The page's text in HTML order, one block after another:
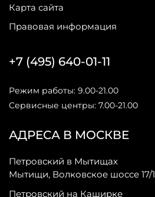
Карта сайта
Правовая информация
АДРЕСА В МОСКВЕ
Петровский в Мытищах
Мытищи, Волковское шоссе 17/1
Петровский на Каширке
+7 (495) 640-01-11
Режим работы: 9.00-21.00
Сервисные центры: 7.00-21.00